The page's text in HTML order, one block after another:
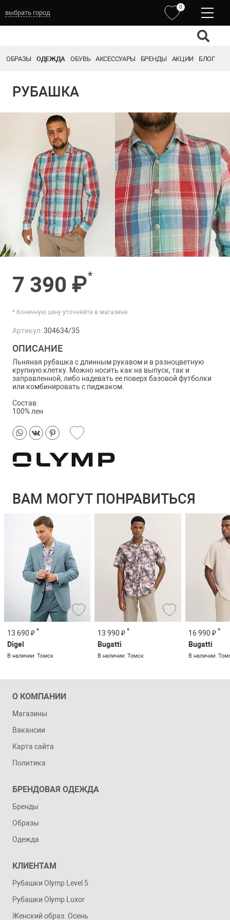
выбрать город
0
ОБРАЗЫ ОДЕЖДА ОБУВЬ АКСЕССУАРЫ БРЕНДЫ АКЦИИ БЛОГ
РУБАШКА
7 390 ₽*
* Конечную цену уточняйте в магазине.
Артикул:304634/35
ОПИСАНИЕ
Льняная рубашка с длинным рукавом и в разноцветную
крупную клетку. Можно носить как на выпуск, так и
заправленной, либо надевать ее поверх базовой футболки
или комбинировать с пиджаком.
Состав:
100% лен
ВАМ МОГУТ ПОНРАВИТЬСЯ
13 690 ₽ *
Digel
В наличии: Томск
13 990 ₽ *
Bugatti
В наличии: Томск
16 990 ₽ *
Bugatti
В наличии:
О КОМПАНИИ
Магазины
Вакансии
Карта сайта
Политика
БРЕНДОВАЯ ОДЕЖДА
Бренды
Образы
Одежда
КЛИЕНТАМ
Рубашки Olymp Level 5
Рубашки Olymp Luxor
Женский образ. Осень